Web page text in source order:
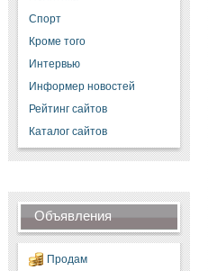
Спорт
Кроме того
Интервью
Информер новостей
Рейтинг сайтов
Каталог сайтов
Объявления
Продам